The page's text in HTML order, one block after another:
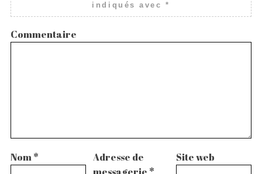
indiqués avec*
Commentaire
Nom*
Adresse de
Site web